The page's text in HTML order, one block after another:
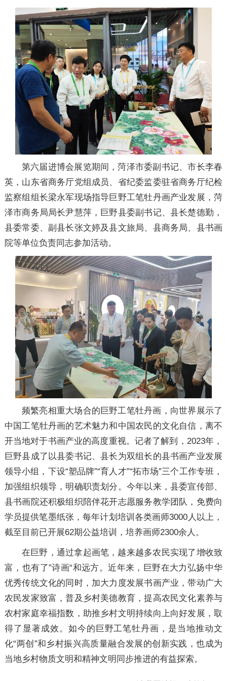
第六届进博会展览期间，菏泽市委副书记、市长李春
英，山东省商务厅党组成员、省纪委监委驻省商务厅纪检
监察组组长梁永军现场指导巨野工笔牡丹画产业发展，菏
泽市商务局局长尹慧萍，巨野县委副书记、县长楚德勤，
县委常委、副县长张文婷及县文旅局、县商务局、县书画
院等单位负责同志参加活动。
频繁亮相重大场合的巨野工笔牡丹画，向世界展示了
中国工笔牡丹画的艺术魅力和中国农民的文化自信，离不
开当地对于书画产业的高度重视。记者了解到，2023年，
巨野县成了以县委书记、县长为双组长的县书画产业发展
领导小组，下设“塑品牌”“育人才”“拓市场”三个工作专班，
加强组织领导，明确职责划分。今年以来，县委宣传部、
县书画院还积极组织陪伴花开志愿服务教学团队，免费向
学员提供笔墨纸张，每年计划培训各类画师3000人以上，
截至目前已开展62期公益培训，培养画师2300余人。
在巨野，通过拿起画笔，越来越多农民实现了增收致
富，也有了”诗画“和远方。近年来，巨野在大力弘扬中华
优秀传统文化的同时，加大力度发展书画产业，带动广大
农民发家致富，普及乡村美德教育，提高农民文化素养与
农村家庭幸福指数，助推乡村文明持续向上向好发展，取
得了显著成效。如今的巨野工笔牡丹画，是当地推动文
化“两创”和乡村振兴高质量融合发展的创新实践，也成为
当地乡村物质文明和精神文明同步推进的有益探索。